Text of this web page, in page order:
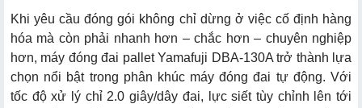
Khi yêu cầu đóng gói không chỉ dừng ở việc cố định hàng
hóa mà còn phải nhanh hơn – chắc hơn – chuyên nghiệp
hơn, máy đóng đai pallet Yamafuji DBA-130A trở thành lựa
chọn nổi bật trong phân khúc máy đóng đai tự động. Với
tốc độ xử lý chỉ 2.0 giây/dây đai, lực siết tùy chỉnh lên tới